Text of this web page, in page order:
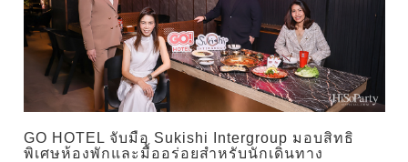
GO HOTEL จับมือ Sukishi Intergroup มอบสิทธิ
พิเศษห้องพักและมื้ออร่อยสำหรับนักเดินทาง